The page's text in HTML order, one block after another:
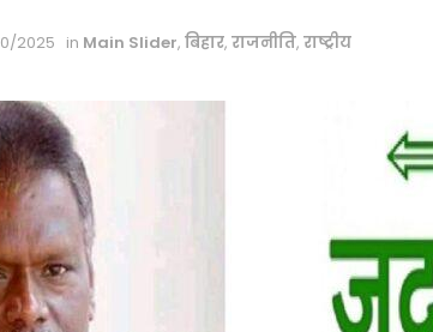
2025 in Main Slider, बिहार, राजनीति, राष्ट्रीय